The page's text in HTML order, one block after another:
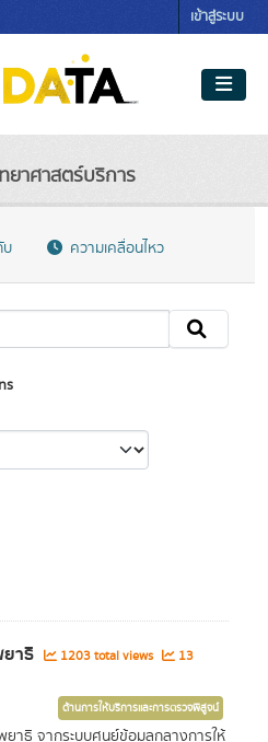
เข้าสู่ระบบ
าศาสตร์บริการ
บ ความเคลื่อนไหว
าธิ 1203 total views
13
ด้านการให้บริการและการตรวจพิสูจน์
าธิ จากระบบศูนย์ข้อมูลกลางการให้